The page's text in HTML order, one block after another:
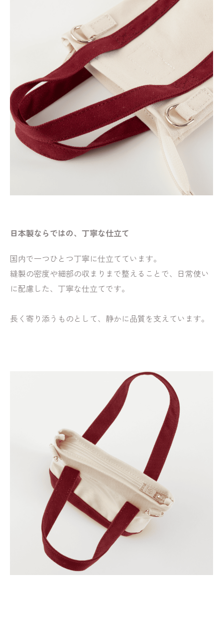
日本製ならではの、丁寧な仕立て
国内で一つひとつ丁寧に仕立てています。
縫製の密度や細部の収まりまで整えることで、日常使い
に配慮した、丁寧な仕立てです。
長く寄り添うものとして、静かに品質を支えています。